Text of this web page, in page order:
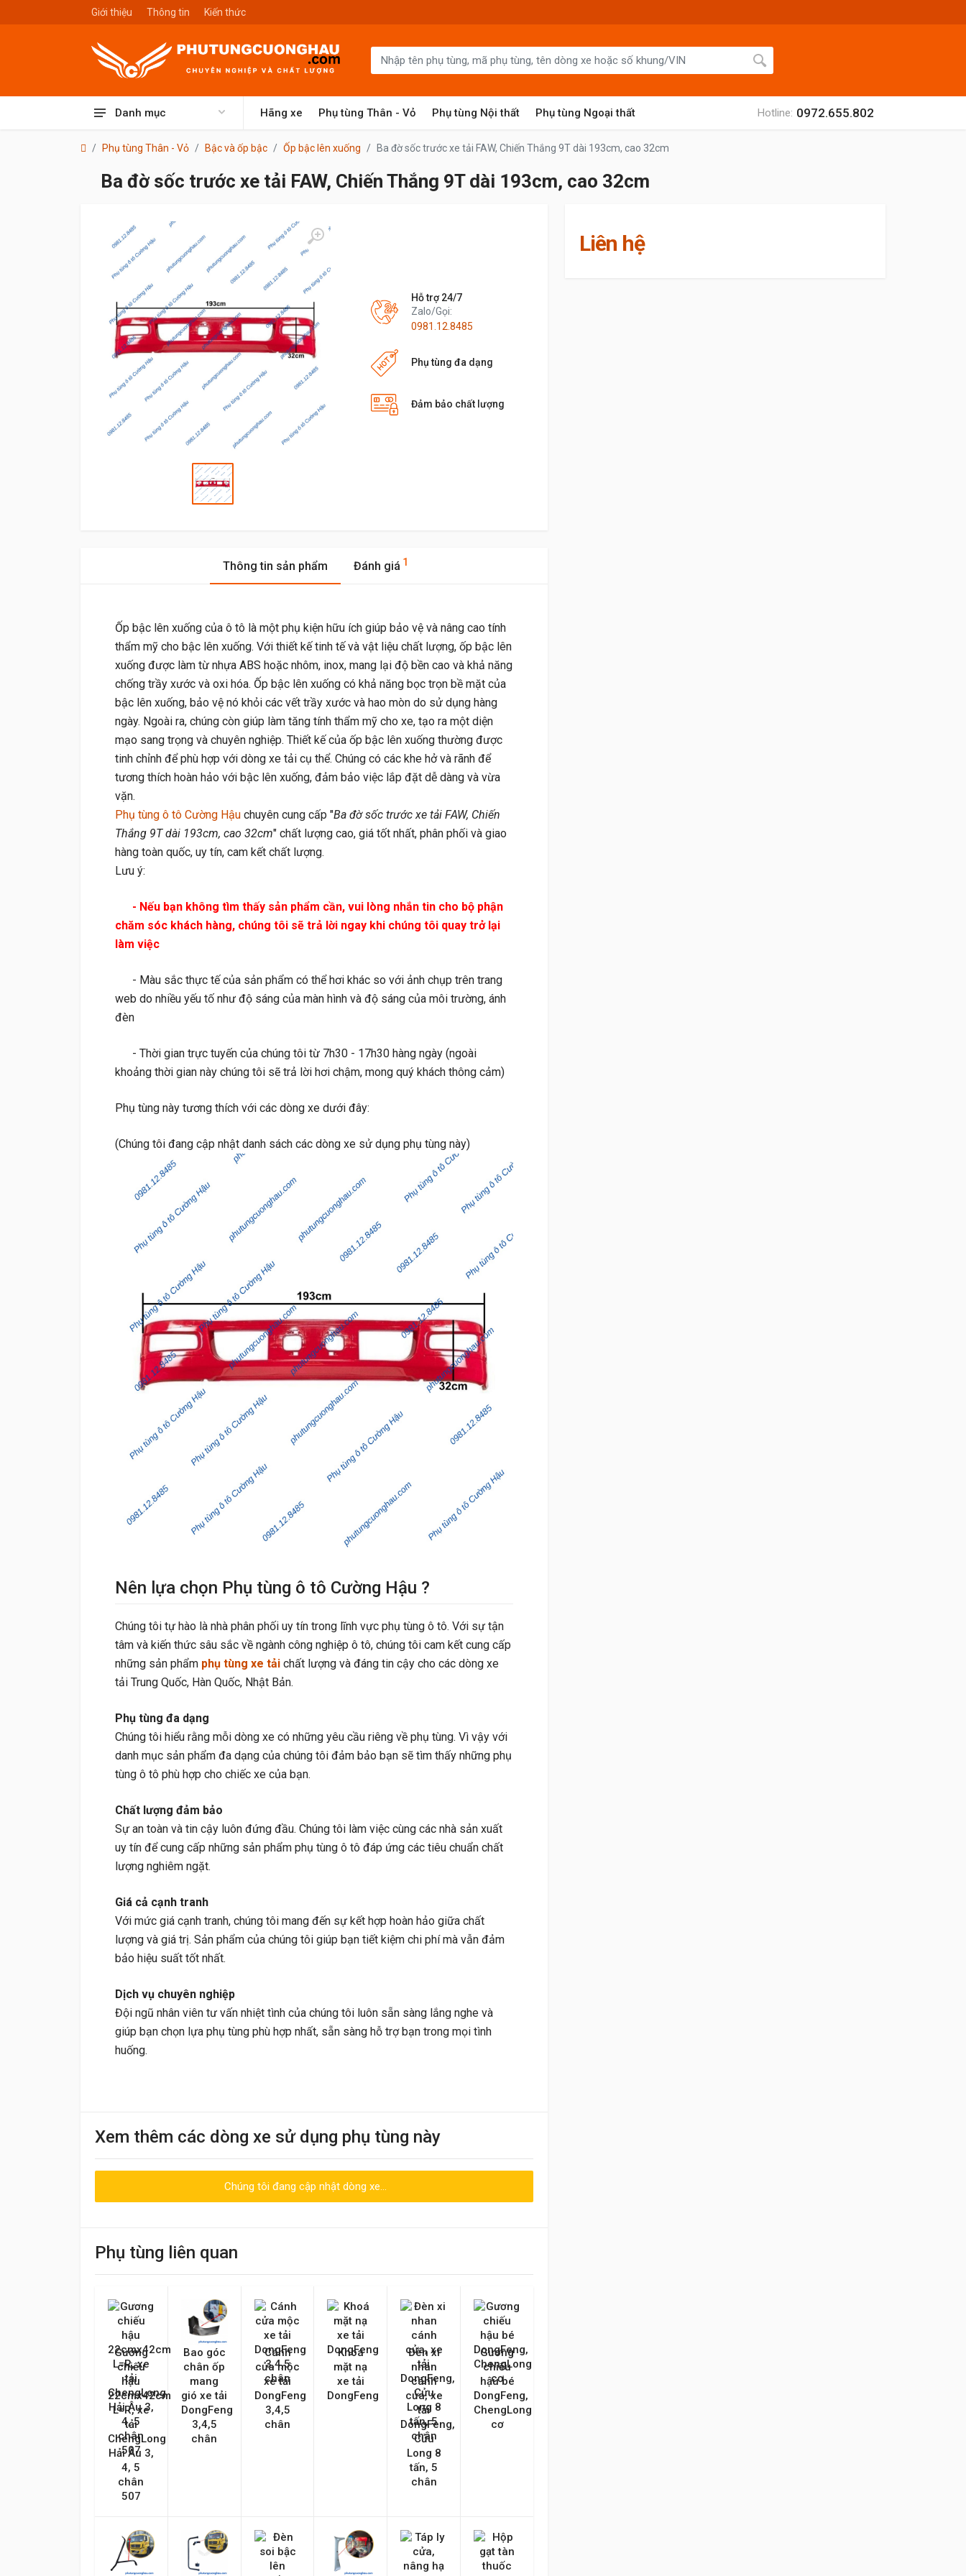
Giới thiệu Thông tin Kiến thức
Danh mục Hãng xe Phụ tùng Thân - Vỏ Phụ tùng Nội thất Phụ tùng Ngoại thất Hotline: 0972.655.802
Phụ tùng Thân - Vỏ Bậc và ốp bậc Ốp bậc lên xuống Ba đờ sốc trước xe tải FAW, Chiến Thắng 9T dài 193cm, cao 32cm
Ba đờ sốc trước xe tải FAW, Chiến Thắng 9T dài 193cm, cao 32cm
Hỗ trợ 24/7
Zalo/Gọi:
0981.12.8485
Phụ tùng đa dạng
Đảm bảo chất lượng
Liên hệ
Thông tin sản phẩm Đánh giá 1
Ốp bậc lên xuống của ô tô là một phụ kiện hữu ích giúp bảo vệ và nâng cao tính
thẩm mỹ cho bậc lên xuống. Với thiết kế tinh tế và vật liệu chất lượng, ốp bậc lên
xuống được làm từ nhựa ABS hoặc nhôm, inox, mang lại độ bền cao và khả năng
chống trầy xước và oxi hóa. Ốp bậc lên xuống có khả năng bọc trọn bề mặt của
bậc lên xuống, bảo vệ nó khỏi các vết trầy xước và hao mòn do sử dụng hàng
ngày. Ngoài ra, chúng còn giúp làm tăng tính thẩm mỹ cho xe, tạo ra một diện
mạo sang trọng và chuyên nghiệp. Thiết kế của ốp bậc lên xuống thường được
tinh chỉnh để phù hợp với dòng xe tải cụ thể. Chúng có các khe hở và rãnh để
tương thích hoàn hảo với bậc lên xuống, đảm bảo việc lắp đặt dễ dàng và vừa
vặn.
Phụ tùng ô tô Cường Hậu chuyên cung cấp "Ba đờ sốc trước xe tải FAW, Chiến
Thắng 9T dài 193cm, cao 32cm" chất lượng cao, giá tốt nhất, phân phối và giao
hàng toàn quốc, uy tín, cam kết chất lượng.
Lưu ý:
- Nếu bạn không tìm thấy sản phẩm cần, vui lòng nhắn tin cho bộ phận
chăm sóc khách hàng, chúng tôi sẽ trả lời ngay khi chúng tôi quay trở lại
làm việc
- Màu sắc thực tế của sản phẩm có thể hơi khác so với ảnh chụp trên trang
web do nhiều yếu tố như độ sáng của màn hình và độ sáng của môi trường, ánh
đèn
- Thời gian trực tuyến của chúng tôi từ 7h30 - 17h30 hàng ngày (ngoài
khoảng thời gian này chúng tôi sẽ trả lời hơi chậm, mong quý khách thông cảm)
Phụ tùng này tương thích với các dòng xe dưới đây:
(Chúng tôi đang cập nhật danh sách các dòng xe sử dụng phụ tùng này)
Nên lựa chọn Phụ tùng ô tô Cường Hậu ?
Chúng tôi tự hào là nhà phân phối uy tín trong lĩnh vực phụ tùng ô tô. Với sự tận
tâm và kiến thức sâu sắc về ngành công nghiệp ô tô, chúng tôi cam kết cung cấp
những sản phẩm phụ tùng xe tải chất lượng và đáng tin cậy cho các dòng xe
tải Trung Quốc, Hàn Quốc, Nhật Bản.
Phụ tùng đa dạng
Chúng tôi hiểu rằng mỗi dòng xe có những yêu cầu riêng về phụ tùng. Vì vậy với
danh mục sản phẩm đa dạng của chúng tôi đảm bảo bạn sẽ tìm thấy những phụ
tùng ô tô phù hợp cho chiếc xe của bạn.
Chất lượng đảm bảo
Sự an toàn và tin cậy luôn đứng đầu. Chúng tôi làm việc cùng các nhà sản xuất
uy tín để cung cấp những sản phẩm phụ tùng ô tô đáp ứng các tiêu chuẩn chất
lượng nghiêm ngặt.
Giá cả cạnh tranh
Với mức giá cạnh tranh, chúng tôi mang đến sự kết hợp hoàn hảo giữa chất
lượng và giá trị. Sản phẩm của chúng tôi giúp bạn tiết kiệm chi phí mà vẫn đảm
bảo hiệu suất tốt nhất.
Dịch vụ chuyên nghiệp
Đội ngũ nhân viên tư vấn nhiệt tình của chúng tôi luôn sẵn sàng lắng nghe và
giúp bạn chọn lựa phụ tùng phù hợp nhất, sẵn sàng hỗ trợ bạn trong mọi tình
huống.
09:30 20/06/2023
Nhân viên nhiệt tình, giao hàng nhanh
Viết đánh giá
Điểm đánh giá Tên của bạn
Nội dung
Gửi lên
Xem thêm các dòng xe sử dụng phụ tùng này
Chúng tôi đang cập nhật dòng xe...
Phụ tùng liên quan
Gương
chiếu
hậu
22cmx42cm
L=R, xe
tải
ChengLong
Hải Âu 3,
4, 5
chân
507
Bao góc
chân ốp
mang
gió xe tải
DongFeng
3,4,5
chân
Cánh
cửa mộc
xe tải
DongFeng
3,4,5
chân
Khoá
mặt nạ
xe tải
DongFeng
Đèn xi
nhan
cánh
cửa, xe
tải
DongFeng,
Cửu
Long 8
tấn, 5
chân
Gương
chiếu
hậu bé
DongFeng,
ChengLong
cơ